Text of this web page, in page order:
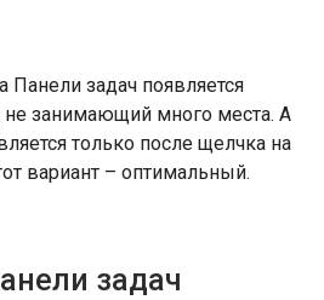
Панели задач появляется
занимающий много места. А
только после щелчка на
вариант – оптимальный.
задач